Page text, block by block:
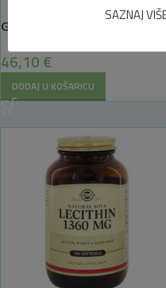
Gynositol vrećice 60 kom
46,10 €
DODAJ U KOŠARICU
SAZNAJ